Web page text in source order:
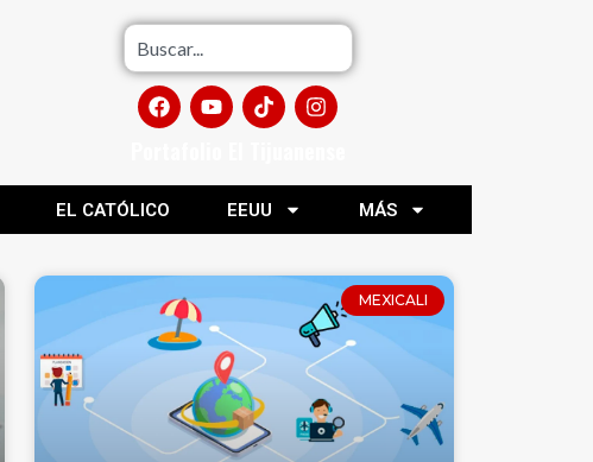
EL CATÓLICO EEUU MÁS
MEXICALI